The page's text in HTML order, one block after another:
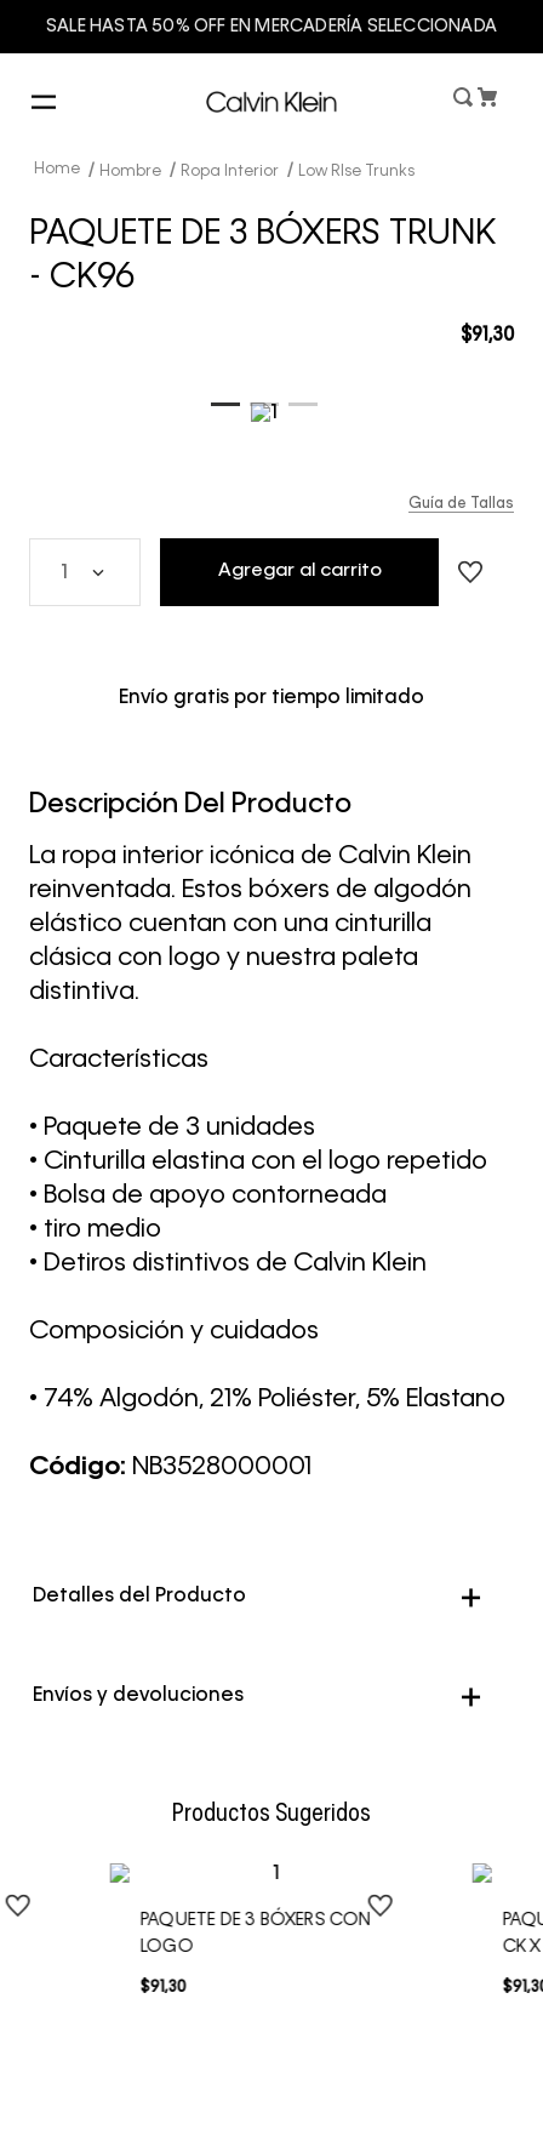
SALE HASTA 50% OFF EN MERCADERÍA SELECCIONADA
Hombre Ropa Interior Low RIse Trunks
PAQUETE DE 3 BÓXERS TRUNK
- CK96
$91 ,30
Guía de Tallas
Agregar al carrito
Envío gratis por tiempo limitado
Descripción Del Producto
La ropa interior icónica de Calvin Klein
reinventada. Estos bóxers de algodón
elástico cuentan con una cinturilla
clásica con logo y nuestra paleta
distintiva.
Características
• Paquete de 3 unidades
• Cinturilla elastina con el logo repetido
• Bolsa de apoyo contorneada
• tiro medio
• Detiros distintivos de Calvin Klein
Composición y cuidados
• 74% Algodón, 21% Poliéster, 5% Elastano
Código: NB3528000001
Detalles del Producto
Color Negro
Envíos y devoluciones
Productos Sugeridos
PAQUETE DE 3 BÓXERS CON
LOGO
$91,30
CK
$91,